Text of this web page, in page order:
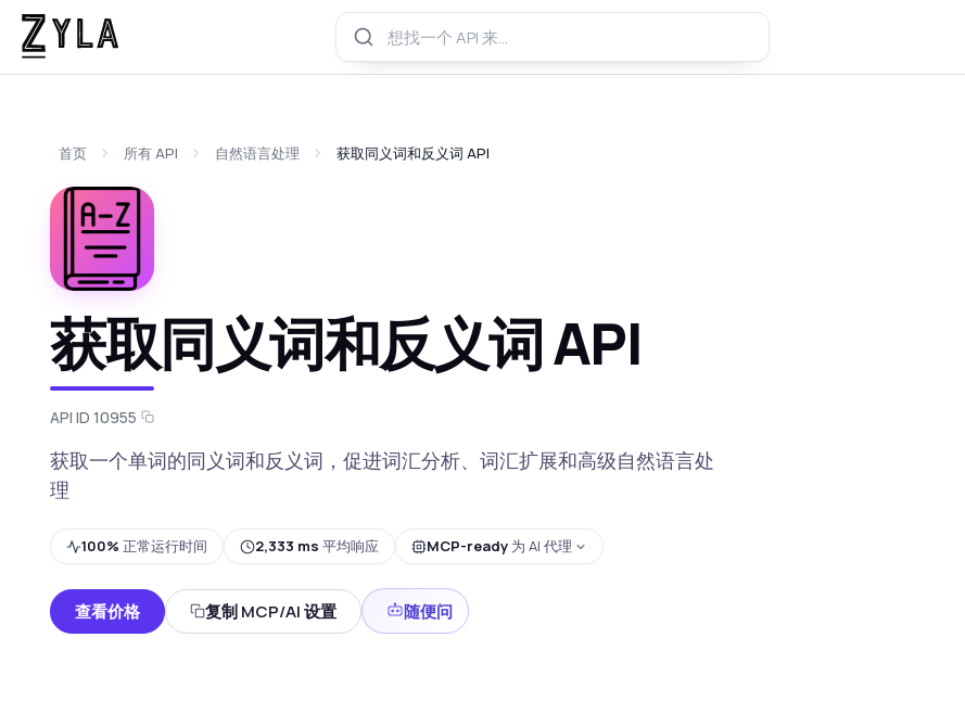
首页 所有 API 自然语言处理 获取同义词和反义词 API
获取同义词和反义词 API
API ID 10955
获取一个单词的同义词和反义词，促进词汇分析、词汇扩展和高级自然语言处
理
100% 正常运行时间 2,333 ms 平均响应 MCP-ready 为 AI 代理
查看价格 复制 MCP/AI 设置 随便问